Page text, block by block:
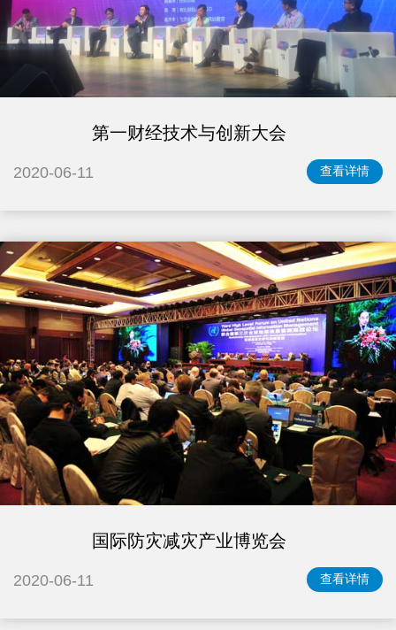
第一财经技术与创新大会
2020-06-11 查看详情
国际防灾减灾产业博览会
2020-06-11 查看详情